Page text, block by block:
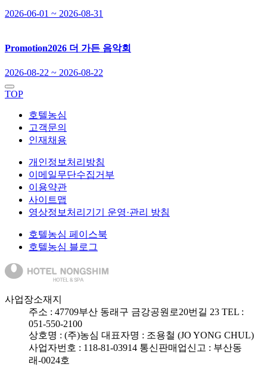
2026-06-01 ~ 2026-08-31
Promotion2026 더 가든 음악회
2026-08-22 ~ 2026-08-22
TOP
호텔농심
고객문의
인재채용
개인정보처리방침
이메일무단수집거부
이용약관
사이트맵
영상정보처리기기 운영·관리 방침
호텔농심 페이스북
호텔농심 블로그
사업장소재지
주소 : 47709부산 동래구 금강공원로20번길 23 TEL :
051-550-2100
상호명 : (주)농심 대표자명 : 조용철 (JO YONG CHUL)
사업자번호 : 118-81-03914 통신판매업신고 : 부산동
래-0024호